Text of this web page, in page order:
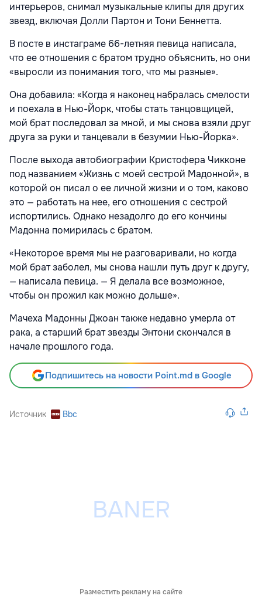
интерьеров, снимал музыкальные клипы для других
звезд, включая Долли Партон и Тони Беннетта.
В посте в инстаграме 66-летняя певица написала,
что ее отношения с братом трудно объяснить, но они
«выросли из понимания того, что мы разные».
Она добавила: «Когда я наконец набралась смелости
и поехала в Нью-Йорк, чтобы стать танцовщицей,
мой брат последовал за мной, и мы снова взяли друг
друга за руки и танцевали в безумии Нью-Йорка».
После выхода автобиографии Кристофера Чикконе
под названием «Жизнь с моей сестрой Мадонной», в
которой он писал о ее личной жизни и о том, каково
это — работать на нее, его отношения с сестрой
испортились. Однако незадолго до его кончины
Мадонна помирилась с братом.
«Некоторое время мы не разговаривали, но когда
мой брат заболел, мы снова нашли путь друг к другу,
— написала певица. — Я делала все возможное,
чтобы он прожил как можно дольше».
Мачеха Мадонны Джоан также недавно умерла от
рака, а старший брат звезды Энтони скончался в
начале прошлого года.
Подпишитесь на новости Point.md в Google
Источник Bbc
Разместить рекламу на сайте